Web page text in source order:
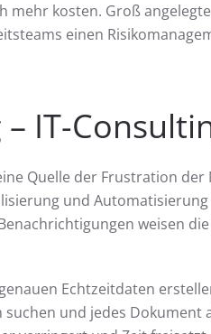
kosten. Groß
einen
IT-
Quelle der Frustration
und
weisen
Echtzeitdaten
und jedes Dokument